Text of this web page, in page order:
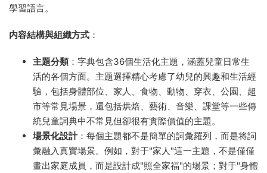
學習語言。
内容結構與組織方式 ：
主題分類 ：字典包含36個生活化主題，涵蓋兒童日常生
活的各個方面。主題選擇精心考慮了幼兒的興趣和生活經
驗，包括身體部位、家人、食物、動物、穿衣、公園、超
市等常見場景，還包括烘焙、藝術、音樂、課堂等一些傳
統兒童詞典中不常見但卻很有實際價值的主題。
場景化設計：每個主題都不是簡單的詞彙羅列，而是将詞
彙融入真實場景。例如，對于"家人"這一主題，不是僅僅
畫出家庭成員，而是設計成"照全家福"的場景；對于"身體